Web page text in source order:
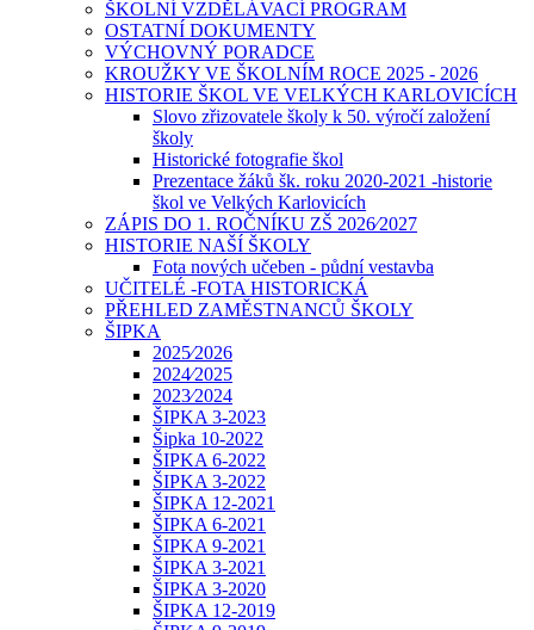
ŠKOLNÍ VZDĚLÁVACÍ PROGRAM
OSTATNÍ DOKUMENTY
VÝCHOVNÝ PORADCE
KROUŽKY VE ŠKOLNÍM ROCE 2025 - 2026
HISTORIE ŠKOL VE VELKÝCH KARLOVICÍCH
Slovo zřizovatele školy k 50. výročí založení
školy
Historické fotografie škol
Prezentace žáků šk. roku 2020-2021 -historie
škol ve Velkých Karlovicích
ZÁPIS DO 1. ROČNÍKU ZŠ 2026⁄2027
HISTORIE NAŠÍ ŠKOLY
Fota nových učeben - půdní vestavba
UČITELÉ -FOTA HISTORICKÁ
PŘEHLED ZAMĚSTNANCŮ ŠKOLY
ŠIPKA
2025⁄2026
2024⁄2025
2023⁄2024
ŠIPKA 3-2023
Šipka 10-2022
ŠIPKA 6-2022
ŠIPKA 3-2022
ŠIPKA 12-2021
ŠIPKA 6-2021
ŠIPKA 9-2021
ŠIPKA 3-2021
ŠIPKA 3-2020
ŠIPKA 12-2019